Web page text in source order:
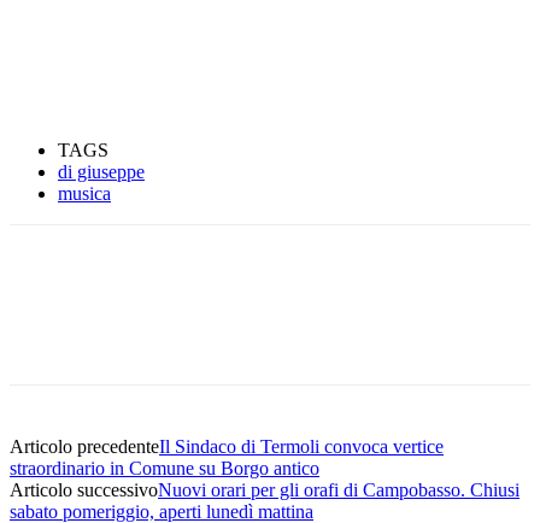
TAGS
di giuseppe
musica
Articolo precedenteIl Sindaco di Termoli convoca vertice
straordinario in Comune su Borgo antico
Articolo successivoNuovi orari per gli orafi di Campobasso. Chiusi
sabato pomeriggio, aperti lunedì mattina